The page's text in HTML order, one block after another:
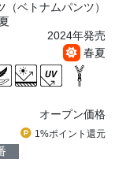
（ベトナムパンツ）
2024年発売
春夏
オープン価格
1%ポイント 還元